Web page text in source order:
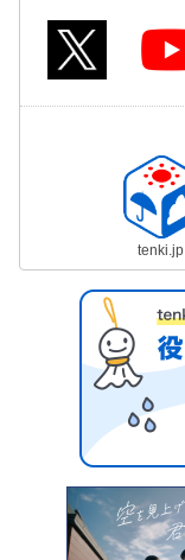
tenki.jp